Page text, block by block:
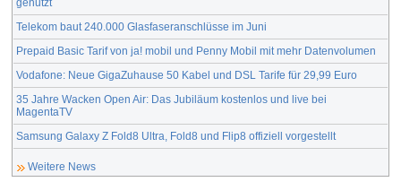
Telekom baut 240.000 Glasfaseranschlüsse im Juni
Prepaid Basic Tarif von ja! mobil und Penny Mobil mit mehr Datenvolumen
Vodafone: Neue GigaZuhause 50 Kabel und DSL Tarife für 29,99 Euro
35 Jahre Wacken Open Air: Das Jubiläum kostenlos und live bei
MagentaTV
Samsung Galaxy Z Fold8 Ultra, Fold8 und Flip8 offiziell vorgestellt
Weitere News